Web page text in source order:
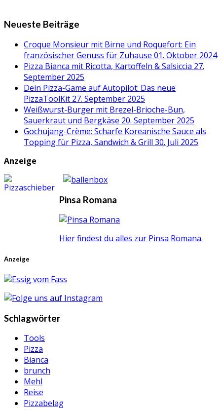
Neueste Beiträge
Croque Monsieur mit Birne und Roquefort: Ein
französischer Genuss für Zuhause 01. Oktober 2024
Pizza Bianca mit Ricotta, Kartoffeln & Salsiccia 27.
September 2025
Dein Pizza-Game auf Autopilot: Das neue
PizzaToolKit 27. September 2025
Weißwurst-Burger mit Brezel-Brioche-Bun,
Sauerkraut und Bergkäse 20. September 2025
Gochujang-Crème: Scharfe Koreanische Sauce als
Topping für Pizza, Sandwich & Grill 30. Juli 2025
Anzeige
Pinsa Romana
Hier findest du alles zur Pinsa Romana.
Anzeige
Schlagwörter
Tools
Pizza
Bianca
brunch
Mehl
Reise
Pizzabelag